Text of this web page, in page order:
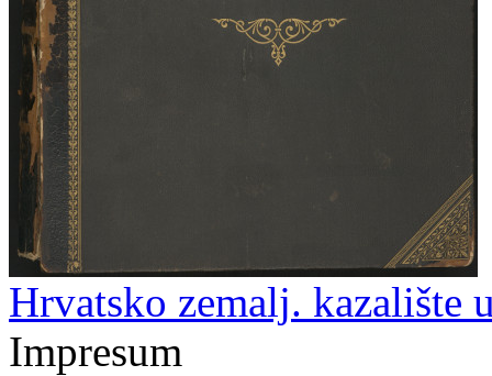
Hrvatsko zemalj. kazalište
Impresum